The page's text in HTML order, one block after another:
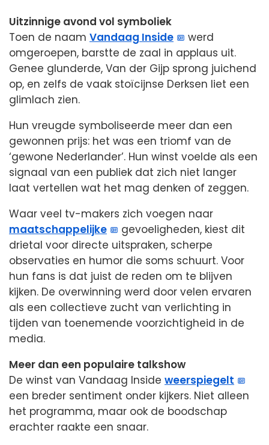
Uitzinnige avond vol symboliek
Toen de naam Vandaag Inside
werd
omgeroepen, barstte de zaal in applaus uit.
Genee glunderde, Van der Gijp sprong juichend
op, en zelfs de vaak stoïcijnse Derksen liet een
glimlach zien.
Hun vreugde symboliseerde meer dan een
gewonnen prijs: het was een triomf van de
‘gewone Nederlander’. Hun winst voelde als een
signaal van een publiek dat zich niet langer
laat vertellen wat het mag denken of zeggen.
Waar veel tv-makers zich voegen naar
maatschappelijke
gevoeligheden, kiest dit
drietal voor directe uitspraken, scherpe
observaties en humor die soms schuurt. Voor
hun fans is dat juist de reden om te blijven
kijken. De overwinning werd door velen ervaren
als een collectieve zucht van verlichting in
tijden van toenemende voorzichtigheid in de
media.
Meer dan een populaire talkshow
De winst van Vandaag Inside weerspiegelt
een breder sentiment onder kijkers. Niet alleen
het programma, maar ook de boodschap
erachter raakte een snaar.